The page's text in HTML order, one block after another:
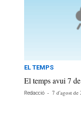
EL TEMPS
El temps avui 7
Redacció - 7 d'agost de